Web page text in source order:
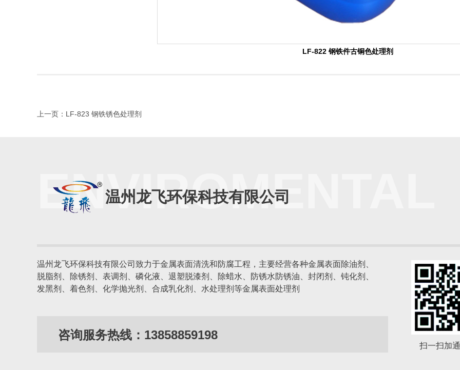
LF-822 钢铁件古铜色处理剂
上一页：LF-823 钢铁锈色处理剂
ENVIROMENTAL
温州龙飞环保科技有限公司
温州龙飞环保科技有限公司 致力于金属表面清洗和防腐工程，主要经营各种金属表面除油剂、
脱脂剂、除锈剂、表调剂、磷化液、退塑脱漆剂、除蜡水、防锈水防锈油、封闭剂、钝化剂、
发黑剂、着色剂、化学抛光剂、合成乳化剂、水处理剂等金属表面处理剂
扫一扫加
咨询服务热线：13858859198